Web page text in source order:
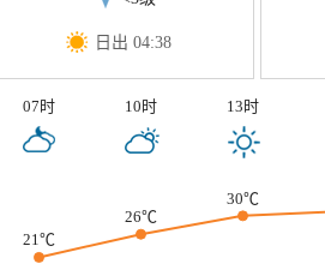
日出 04:38
07时 10时 13时
21℃
26℃
30℃